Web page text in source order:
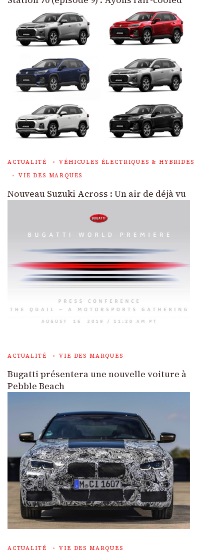
ACTUALITÉ
VÉHICULES ÉLECTRIQUES & HYBRIDES
VIE DES MARQUES
Nouveau Suzuki Across : Un air de déjà vu
ACTUALITÉ VIE DES MARQUES
Bugatti présentera une nouvelle voiture à
Pebble Beach
ACTUALITÉ VIE DES MARQUES